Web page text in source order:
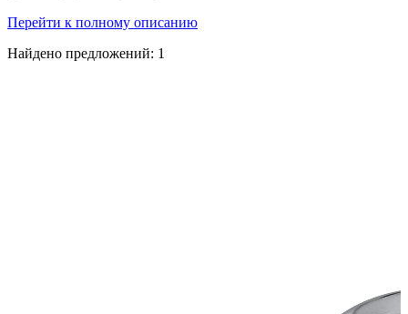
Перейти к полному описанию
Найдено предложений: 1